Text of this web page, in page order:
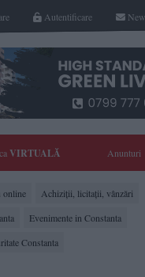
Autentificare
VIRTUALĂ Anunturi
online
Achiziții, licitații, vânzări
Evenimente in Constanta
Constanta